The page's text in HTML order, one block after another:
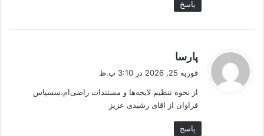
پاسخ
پارسا
فوریه 25, 2026 در 3:10 ب.ظ
از نحوه تنظیم لایحه‌ها و مستندات راضی‌ام،سسپاس
فراوان از اقای رشیدی عزیز
پاسخ